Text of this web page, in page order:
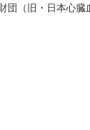
団（旧・日本心